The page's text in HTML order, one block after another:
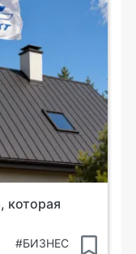
которая
#БИЗНЕС